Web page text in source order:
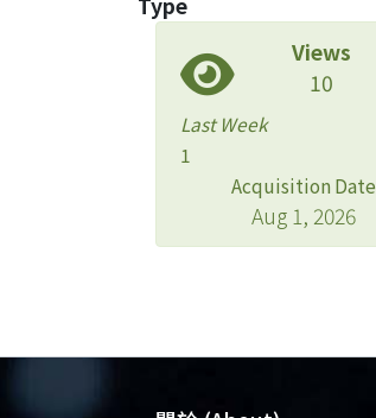
Views
10
Last Week
1
Acquisition Date
Aug 1, 2026